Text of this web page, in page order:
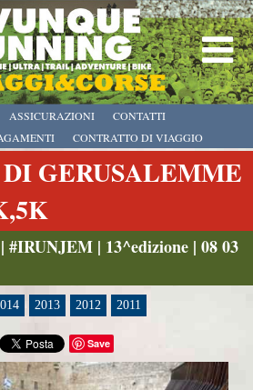
CONTRATTO DI VIAGGIO
ASSICURAZIONI CONTATTI
GERUSALEMME
| 13^edizione | 08 03
2013 2012 2011
Save